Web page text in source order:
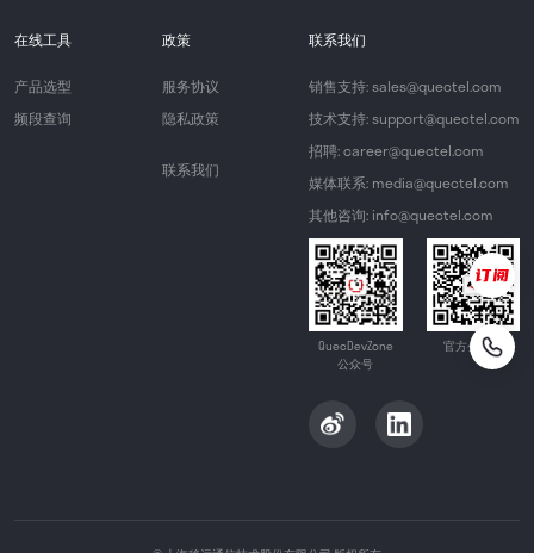
在线工具
产品选型
频段查询
政策
服务协议
隐私政策
联系我们
联系我们
销售支持: sales@quectel.com
技术支持: support@quectel.com
招聘: career@quectel.com
媒体联系: media@quectel.com
其他咨询: info@quectel.com
QuecDevZone
公众号
官方公众号